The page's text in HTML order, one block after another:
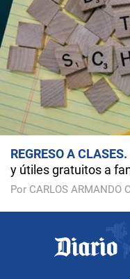
REGRESO A CLASES
y útiles gratuitos a
Por CARLOS ARMANDO